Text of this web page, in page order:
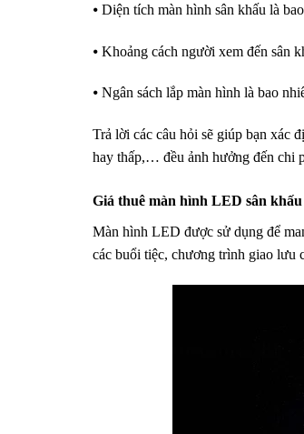
⦁ Diện tích màn hình sân khấu là
⦁ Khoảng cách người xem đến sân
⦁ Ngân sách lắp màn hình là bao
Trả lời các câu hỏi sẽ giúp bạn xác
hay thấp,… đều ảnh hưởng đến chi
Giá thuê màn hình LED sân khấu
Màn hình LED được sử dụng để
các buổi tiệc, chương trình giao lưu